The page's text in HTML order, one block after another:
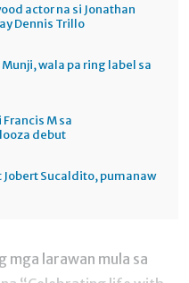
actor na si Jonathan
Dennis Trillo
wala pa ring label sa
M sa
debut
Sucaldito, pumanaw
mga larawan mula sa